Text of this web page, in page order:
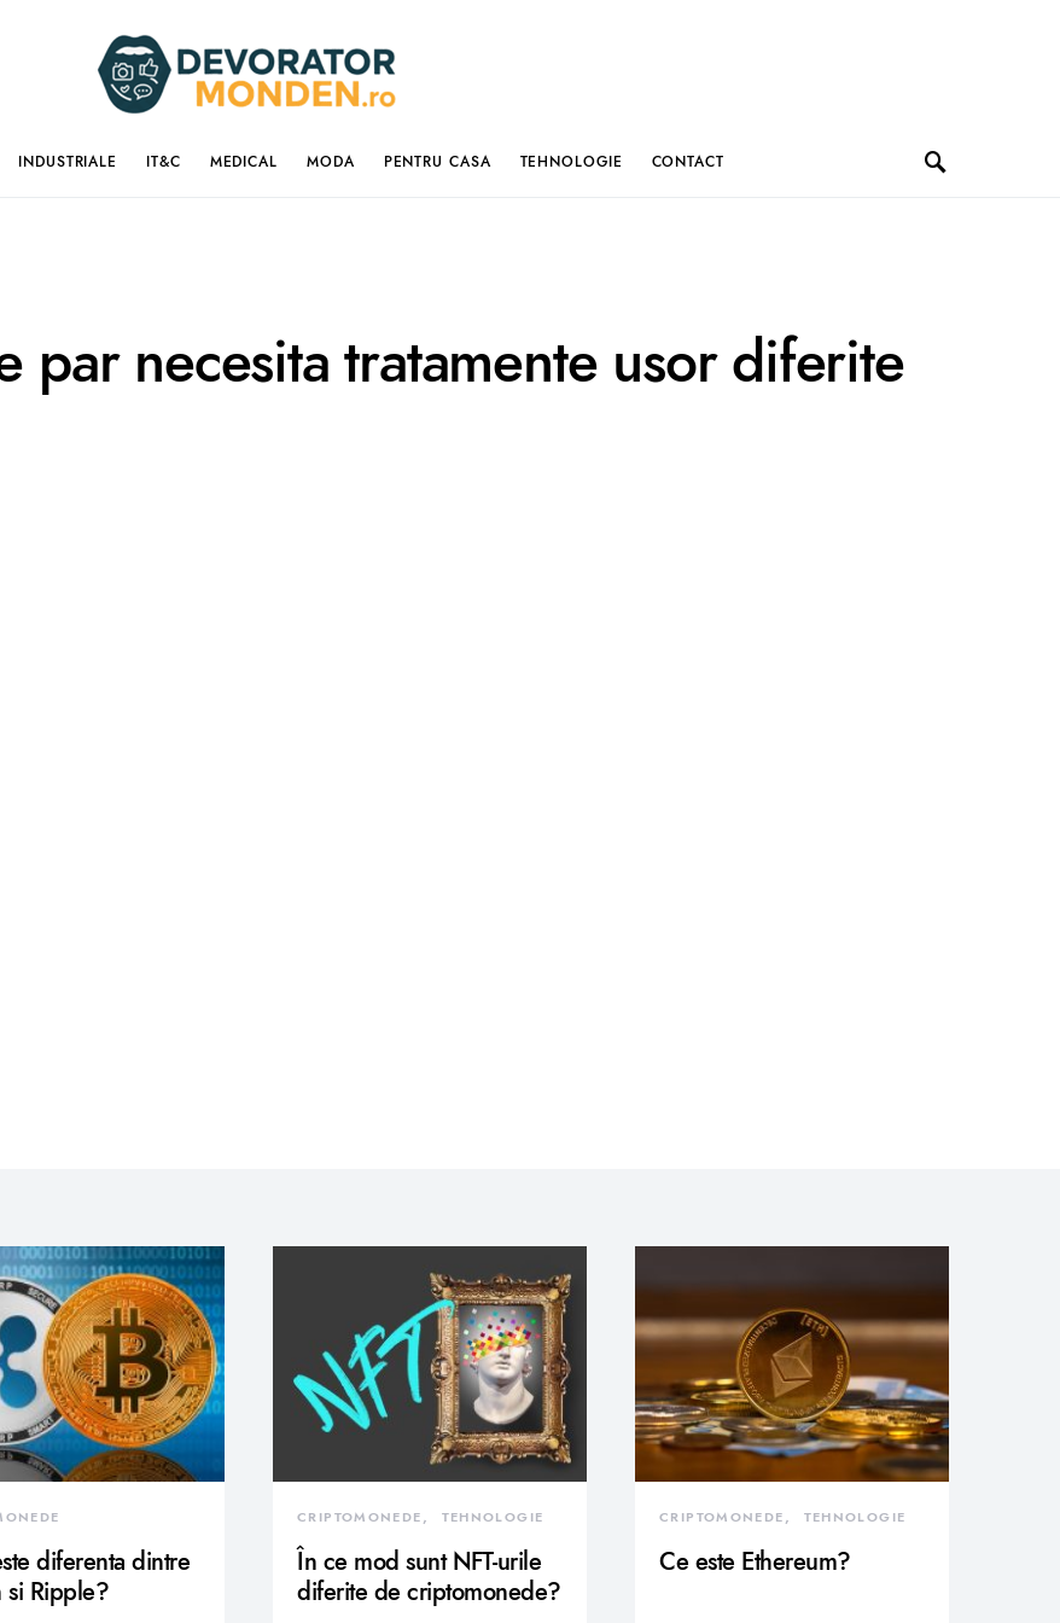
INDUSTRIALE IT&C MEDICAL MODA PENTRU CASA TEHNOLOGIE CONTACT
par necesita tratamente usor diferite
diferenta dintre
si Ripple?
CRIPTOMONEDE TEHNOLOGIE
În ce mod sunt NFT-urile
diferite de criptomonede?
CRIPTOMONEDE TEHNOLOGIE
Ce este Ethereum?